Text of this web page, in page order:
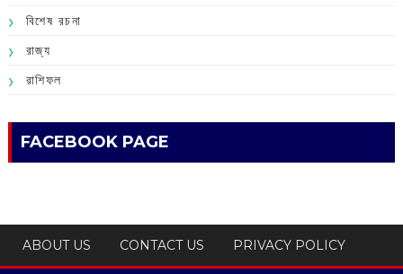
বিশেষ রচনা
রাজ্য
রাশিফল
FACEBOOK PAGE
ABOUT US CONTACT US PRIVACY POLICY